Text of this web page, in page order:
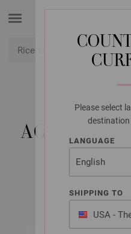
Please select
destination
LANGUAGE
SHIPPING TO
USA -
of America
LANA
AGHI DA